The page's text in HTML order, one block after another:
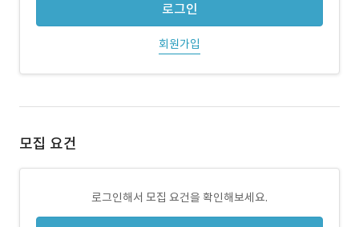
로그인
회원가입
모집 요건
로그인해서 모집 요건을 확인해보세요.